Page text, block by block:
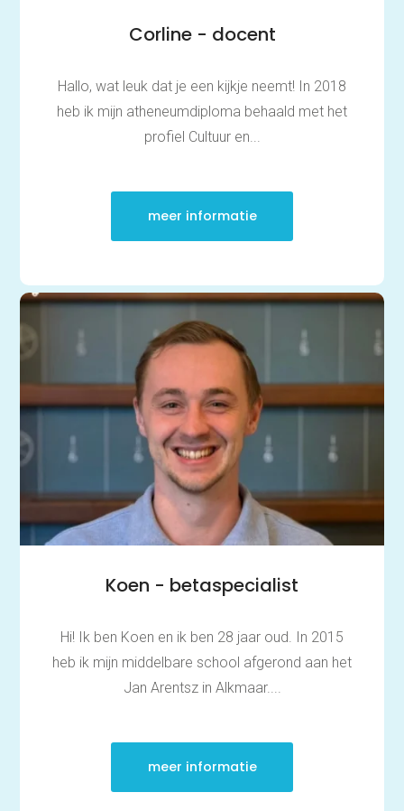
Corline - docent
Hallo, wat leuk dat je een kijkje neemt! In 2018
heb ik mijn atheneumdiploma behaald met het
profiel Cultuur en...
meer informatie
Koen - betaspecialist
Hi! Ik ben Koen en ik ben 28 jaar oud. In 2015
heb ik mijn middelbare school afgerond aan het
Jan Arentsz in Alkmaar....
meer informatie